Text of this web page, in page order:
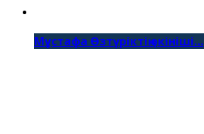
Мұстафа Өзтүріктің өкініші…